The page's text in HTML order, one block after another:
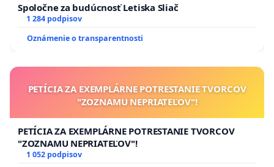
Spoločne za budúcnosť Letiska Sliač
1 284 podpisov
Oznámenie o transparentnosti
PETÍCIA ZA EXEMPLÁRNE POTRESTANIE TVORCOV
"ZOZNAMU NEPRIATEĽOV"!
PETÍCIA ZA EXEMPLÁRNE POTRESTANIE TVORCOV
"ZOZNAMU NEPRIATEĽOV"!
1 052 podpisov